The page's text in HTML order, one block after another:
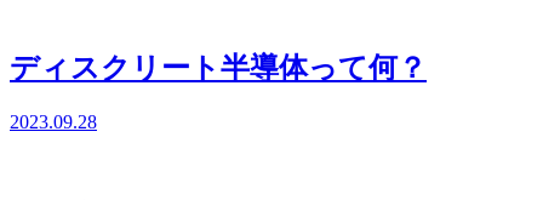
ディスクリート半導体って何？
2023.09.28